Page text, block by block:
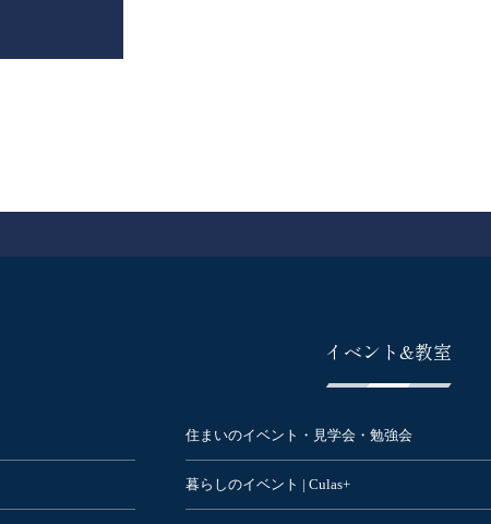
イベント&教室
住まいのイベント・見学会・勉強会
暮らしのイベント | Culas+